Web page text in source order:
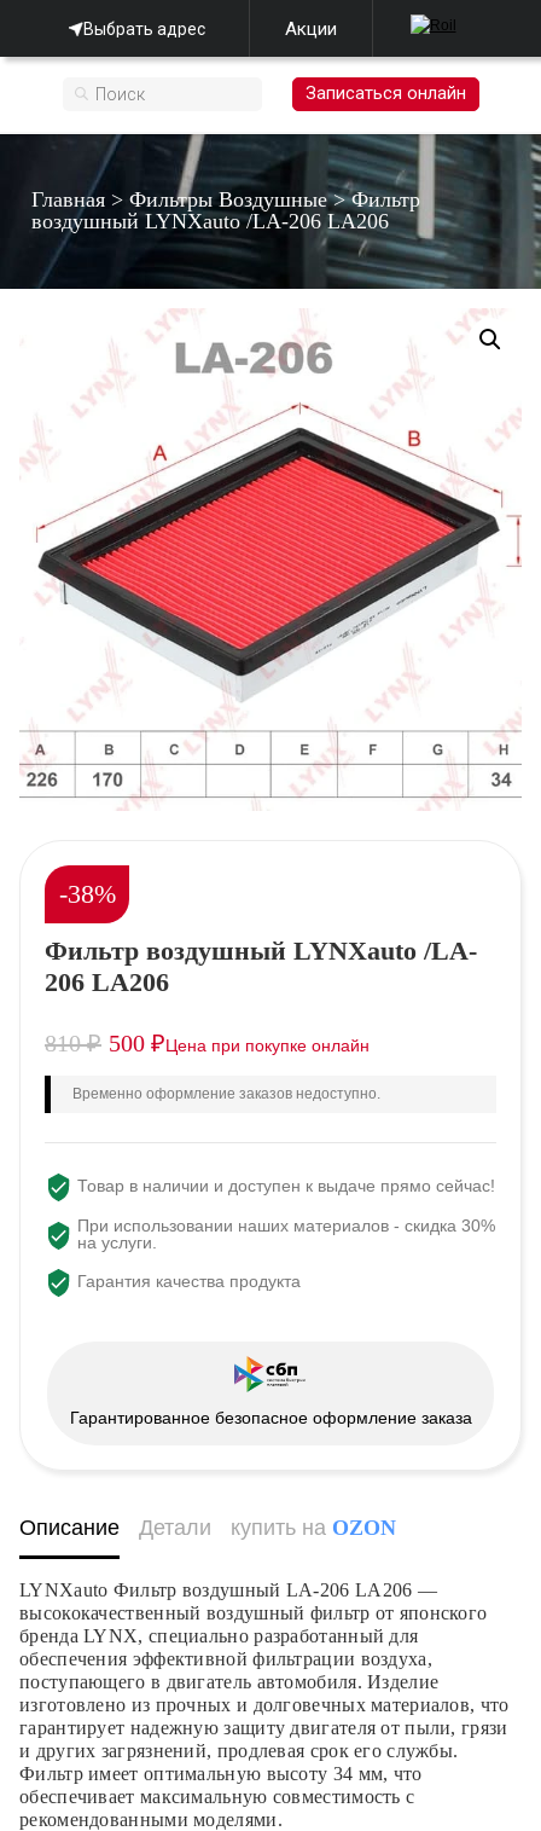
Выбрать адрес Акции
Записаться онлайн
Главная >Фильтры Воздушные>Фильтр
воздушный LYNXauto /LA-206 LA206
-38%
Фильтр воздушный LYNXauto /LA-
206 LA206
810₽ 500 ₽
Временно оформление заказов недоступно.
Товар в наличии и доступен к выдаче прямо сейчас!
При использовании наших материалов - скидка 30%
на услуги.
Гарантия качества продукта
Гарантированное безопасное оформление заказа
Описание Детали купить на OZON
LYNXauto Фильтр воздушный LA-206 LA206 —
высококачественный воздушный фильтр от японского
бренда LYNX, специально разработанный для
обеспечения эффективной фильтрации воздуха,
поступающего в двигатель автомобиля. Изделие
изготовлено из прочных и долговечных материалов, что
гарантирует надежную защиту двигателя от пыли, грязи
и других загрязнений, продлевая срок его службы.
Фильтр имеет оптимальную высоту 34 мм, что
обеспечивает максимальную совместимость с
рекомендованными моделями.